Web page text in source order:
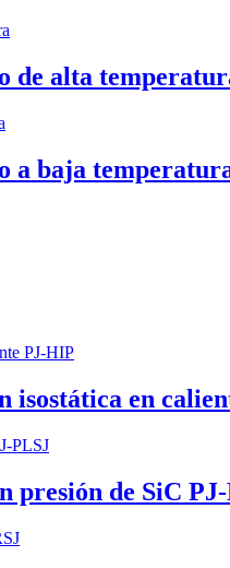
de alta
a baja
isostática en
presión de SiC